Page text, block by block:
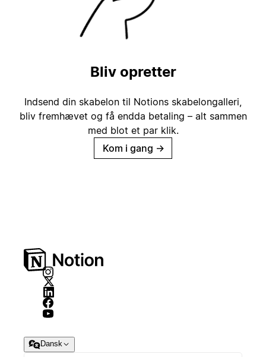
Bliv opretter
Indsend din skabelon til Notions skabelongalleri,
bliv fremhævet og få endda betaling – alt sammen
med blot et par klik.
Kom i gang →
Dansk